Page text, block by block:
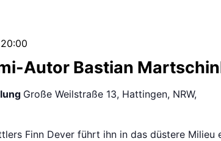
Autor Bastian
20:00
Große Weilstraße 13, Hattingen, NRW,
Finn Dever führt ihn in das düstere Milieu